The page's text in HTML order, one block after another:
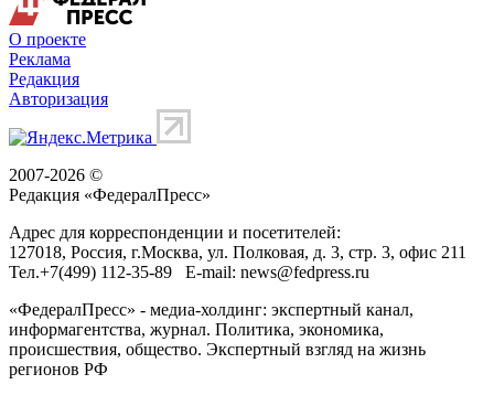
О проекте
Реклама
Редакция
Авторизация
2007-2026 ©
Редакция «ФедералПресс»
Адрес для корреспонденции и посетителей:
127018, Россия, г.Москва, ул. Полковая, д. 3, стр. 3, офис 211
Тел.+7(499) 112-35-89 E-mail: news@fedpress.ru
«ФедералПресс» - медиа-холдинг: экспертный канал,
информагентства, журнал. Политика, экономика,
происшествия, общество. Экспертный взгляд на жизнь
регионов РФ